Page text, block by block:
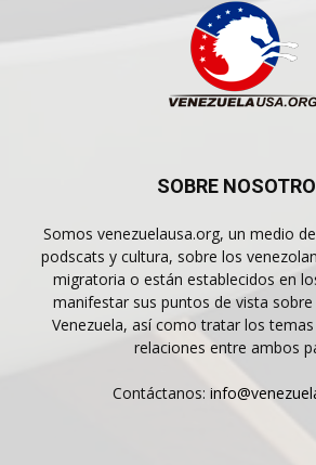
SOBRE
Somos venezuelausa.org, un medio
podscats y cultura, sobre los
migratoria o están establecidos en
manifestar sus puntos de vista
Venezuela, así como tratar los
relaciones entre ambos
Contáctanos: